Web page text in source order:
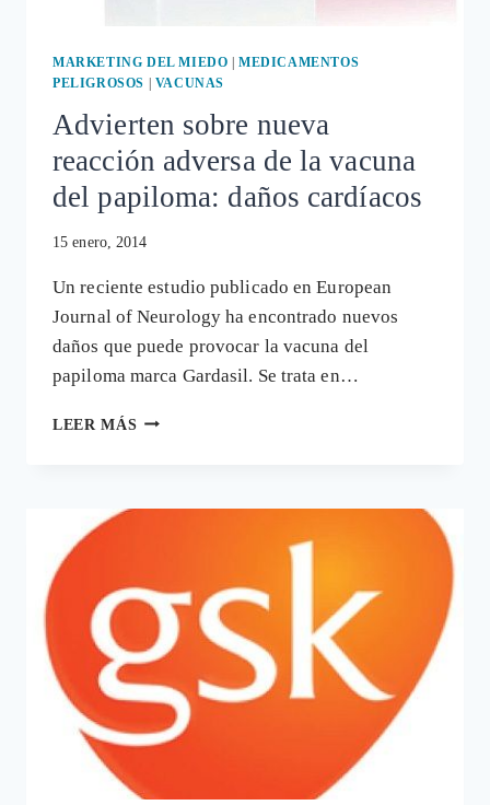
MARKETING DEL MIEDO |MEDICAMENTOS
PELIGROSOS
VACUNAS
Advierten sobre nueva
reacción adversa de la vacuna
del papiloma: daños cardíacos
15 enero, 2014
Un reciente estudio publicado en European
Journal of Neurology ha encontrado nuevos
daños que puede provocar la vacuna del
papiloma marca Gardasil. Se trata en…
LEER MÁS ADVIERTEN
ADVERSA
DEL
PAPILOMA:
DAÑOS
CARDÍACOS